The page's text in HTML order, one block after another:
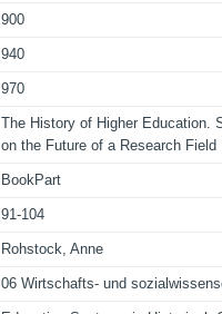
900
940
970
The History of Higher Education.
on the Future of a Research Field
BookPart
91-104
Rohstock, Anne
06 Wirtschafts- und